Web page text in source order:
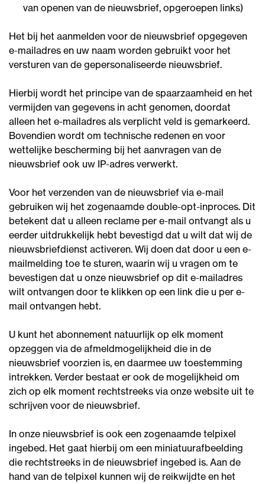
van openen van de nieuwsbrief, opgeroepen links)
Het bij het aanmelden voor de nieuwsbrief opgegeven
e-mailadres en uw naam worden gebruikt voor het
versturen van de gepersonaliseerde nieuwsbrief.
Hierbij wordt het principe van de spaarzaamheid en het
vermijden van gegevens in acht genomen, doordat
alleen het e-mailadres als verplicht veld is gemarkeerd.
Bovendien wordt om technische redenen en voor
wettelijke bescherming bij het aanvragen van de
nieuwsbrief ook uw IP-adres verwerkt.
Voor het verzenden van de nieuwsbrief via e-mail
gebruiken wij het zogenaamde double-opt-inproces. Dit
betekent dat u alleen reclame per e-mail ontvangt als u
eerder uitdrukkelijk hebt bevestigd dat u wilt dat wij de
nieuwsbriefdienst activeren. Wij doen dat door u een e-
mailmelding toe te sturen, waarin wij u vragen om te
bevestigen dat u onze nieuwsbrief op dit e-mailadres
wilt ontvangen door te klikken op een link die u per e-
mail ontvangen hebt.
U kunt het abonnement natuurlijk op elk moment
opzeggen via de afmeldmogelijkheid die in de
nieuwsbrief voorzien is, en daarmee uw toestemming
intrekken. Verder bestaat er ook de mogelijkheid om
zich op elk moment rechtstreeks via onze website uit te
schrijven voor de nieuwsbrief.
In onze nieuwsbrief is ook een zogenaamde telpixel
ingebed. Het gaat hierbij om een miniatuurafbeelding
die rechtstreeks in de nieuwsbrief ingebed is. Aan de
hand van de telpixel kunnen wij de reikwijdte en het